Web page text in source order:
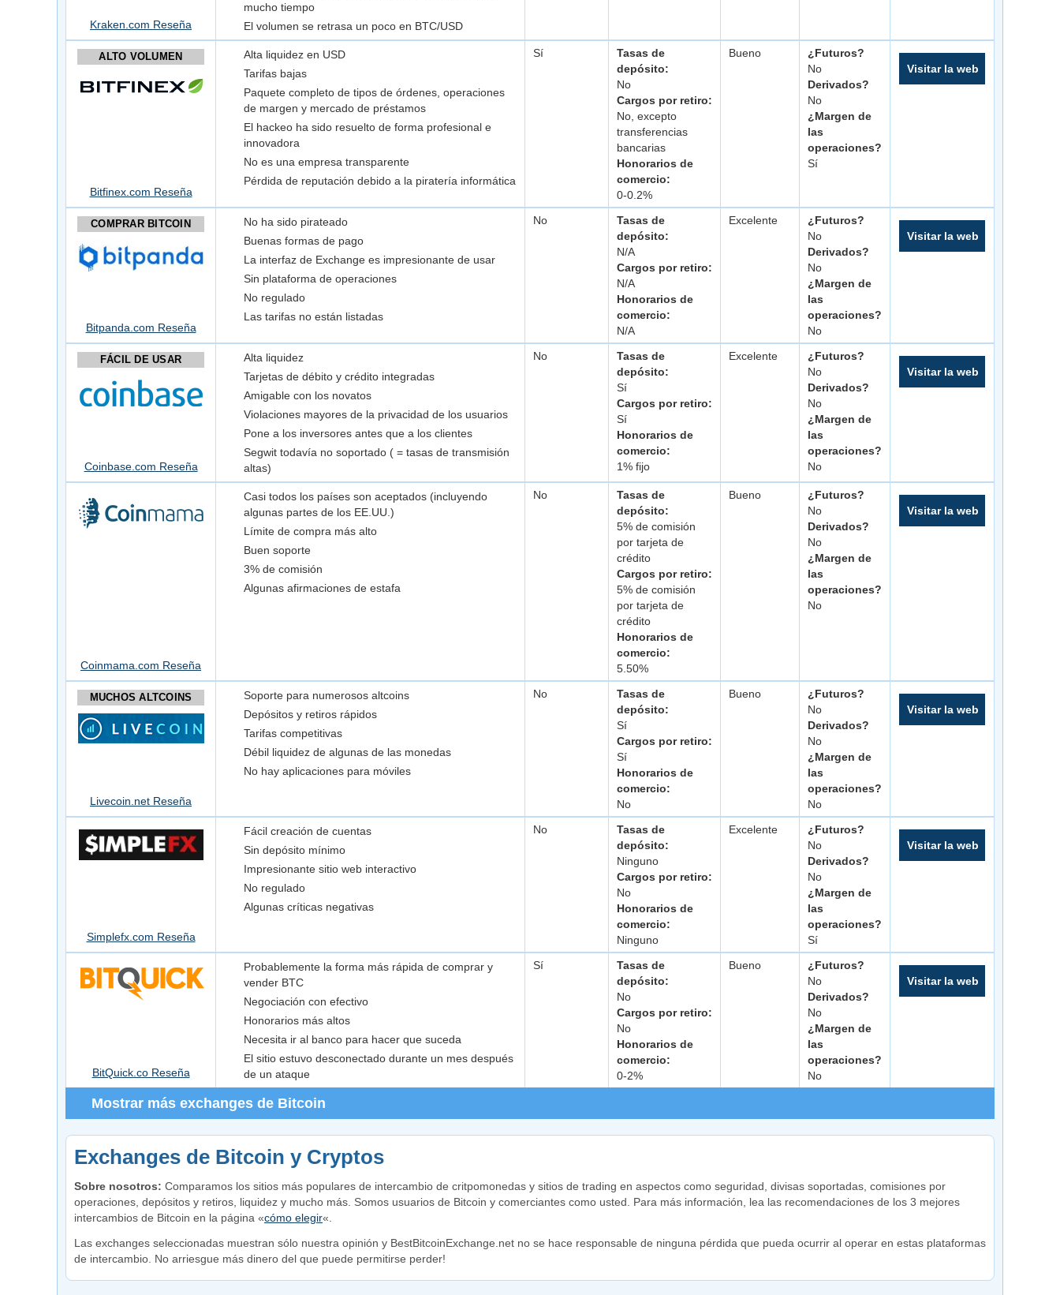
mucho tiempo
El volumen se retrasa un poco en BTC/USD
Kraken.com Reseña
ALTO VOLUMEN
Alta liquidez en USD
Tarifas bajas
Paquete completo de tipos de órdenes, operaciones
de margen y mercado de préstamos
El hackeo ha sido resuelto de forma profesional e
innovadora
No es una empresa transparente
Pérdida de reputación debido a la piratería informática
Sí
Tasas de
depósito:
No
Cargos por retiro:
No, excepto
transferencias
bancarias
Honorarios de
comercio:
0-0.2%
Bueno
¿Futuros?
No
Derivados?
No
¿Margen de
las
operaciones?
Sí
Visitar la web
Bitfinex.com Reseña
COMPRAR BITCOIN
No ha sido pirateado
Buenas formas de pago
La interfaz de Exchange es impresionante de usar
Sin plataforma de operaciones
No regulado
Las tarifas no están listadas
No
Tasas de
depósito:
N/A
Cargos por retiro:
N/A
Honorarios de
comercio:
N/A
Excelente
¿Futuros?
No
Derivados?
No
¿Margen de
las
operaciones?
No
Visitar la web
Bitpanda.com Reseña
FÁCIL DE USAR
Alta liquidez
Tarjetas de débito y crédito integradas
Amigable con los novatos
Violaciones mayores de la privacidad de los usuarios
Pone a los inversores antes que a los clientes
Segwit todavía no soportado ( = tasas de transmisión
altas)
No
Tasas de
depósito:
Sí
Cargos por retiro:
Sí
Honorarios de
comercio:
1% fijo
Excelente
¿Futuros?
No
Derivados?
No
¿Margen de
las
operaciones?
No
Visitar la web
Coinbase.com Reseña
Casi todos los países son aceptados (incluyendo
algunas partes de los EE.UU.)
Límite de compra más alto
Buen soporte
3% de comisión
Algunas afirmaciones de estafa
No
Tasas de
depósito:
5% de comisión
por tarjeta de
crédito
Cargos por retiro:
5% de comisión
por tarjeta de
crédito
Honorarios de
comercio:
5.50%
Bueno
¿Futuros?
No
Derivados?
No
¿Margen de
las
operaciones?
No
Visitar la web
Coinmama.com Reseña
MUCHOS ALTCOINS
Soporte para numerosos altcoins
Depósitos y retiros rápidos
Tarifas competitivas
Débil liquidez de algunas de las monedas
No hay aplicaciones para móviles
No
Tasas de
depósito:
Sí
Cargos por retiro:
Sí
Honorarios de
comercio:
No
Bueno
¿Futuros?
No
Derivados?
No
¿Margen de
las
operaciones?
No
Visitar la web
Livecoin.net Reseña
Fácil creación de cuentas
Sin depósito mínimo
Impresionante sitio web interactivo
No regulado
Algunas críticas negativas
No
Tasas de
depósito:
Ninguno
Cargos por retiro:
No
Honorarios de
comercio:
Ninguno
Excelente
¿Futuros?
No
Derivados?
No
¿Margen de
las
operaciones?
Sí
Visitar la web
Simplefx.com Reseña
Probablemente la forma más rápida de comprar y
vender BTC
Negociación con efectivo
Honorarios más altos
Necesita ir al banco para hacer que suceda
El sitio estuvo desconectado durante un mes después
de un ataque
Sí
Tasas de
depósito:
No
Cargos por retiro:
No
Honorarios de
comercio:
0-2%
Bueno
¿Futuros?
No
Derivados?
No
¿Margen de
las
operaciones?
No
Visitar la web
BitQuick.co Reseña
Mostrar más exchanges de Bitcoin
Exchanges de Bitcoin y Cryptos
Sobre nosotros: Comparamos los sitios más populares de intercambio de critpomonedas y sitios de trading en aspectos como seguridad, divisas soportadas, comisiones por
operaciones, depósitos y retiros, liquidez y mucho más. Somos usuarios de Bitcoin y comerciantes como usted. Para más información, lea las recomendaciones de los 3 mejores
intercambios de Bitcoin en la página «cómo elegir«.
Las exchanges seleccionadas muestran sólo nuestra opinión y BestBitcoinExchange.net no se hace responsable de ninguna pérdida que pueda ocurrir al operar en estas plataformas
de intercambio. No arriesgue más dinero del que puede permitirse perder!